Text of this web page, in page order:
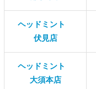
ヘッドミント
伏見店
ヘッドミント
大須本店